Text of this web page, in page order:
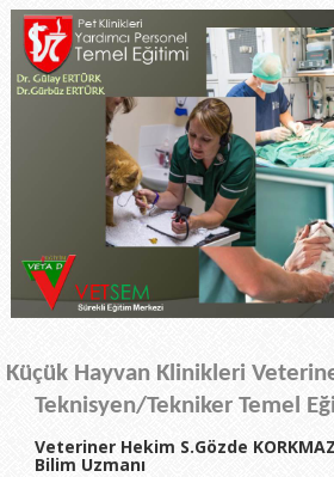
Küçük Hayvan Klinikleri
Teknisyen/Tekniker Temel
Veteriner Hekim S.Gözde KORKMAZ
Bilim Uzmanı